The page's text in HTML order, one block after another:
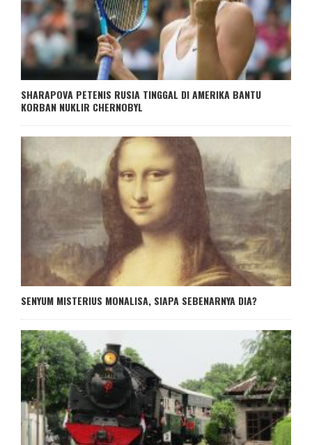
SHARAPOVA PETENIS RUSIA TINGGAL DI AMERIKA BANTU
KORBAN NUKLIR CHERNOBYL
SENYUM MISTERIUS MONALISA, SIAPA SEBENARNYA DIA?